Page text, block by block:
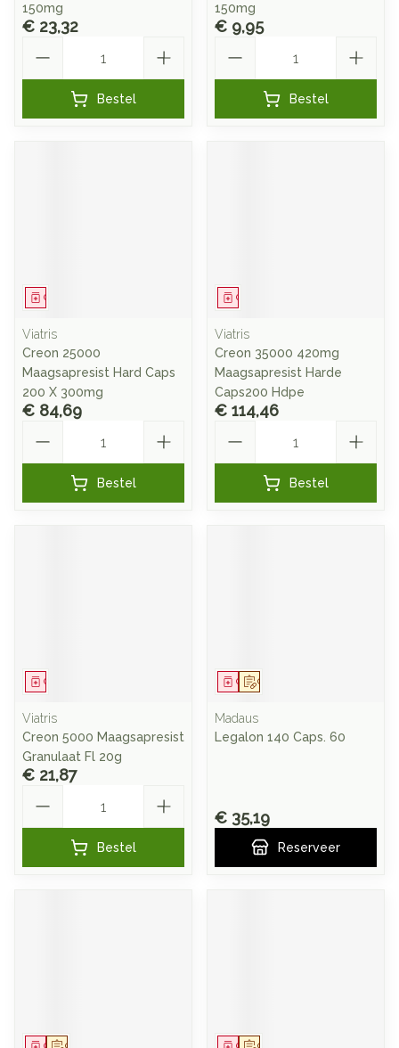
150mg
€ 23,32
Bestel
150mg
€ 9,95
Bestel
Geneesmiddel
Viatris
Creon 25000
Maagsapresist Hard Caps
200 X 300mg
€ 84,69
Bestel
Geneesmiddel
Viatris
Creon 35000 420mg
Maagsapresist Harde
Caps200 Hdpe
€ 114,46
Bestel
Geneesmiddel
Viatris
Creon 5000 Maagsapresist
Granulaat Fl 20g
€ 21,87
Bestel
Op voorschrift
Geneesmiddel
Madaus
Legalon 140 Caps. 60
€ 35,19
Reserveer
Op voorschrift
Geneesmiddel Op voorschrift
Geneesmiddel